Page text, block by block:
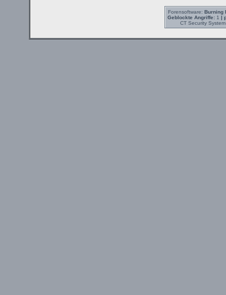
Forensoftware: Burning
Geblockte Angriffe:1 |
CT Security